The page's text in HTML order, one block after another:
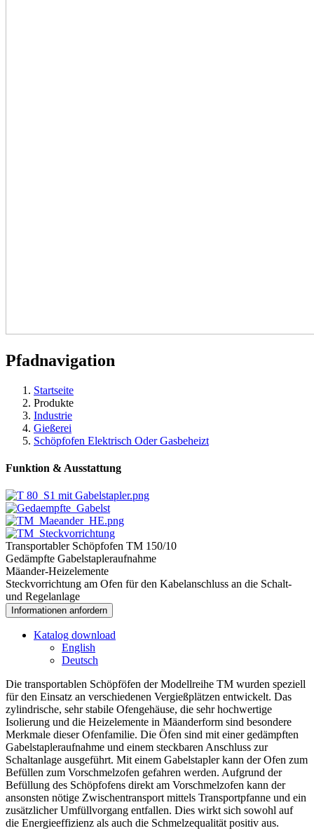
Pfadnavigation
Startseite
Produkte
Industrie
Gießerei
Schöpfofen Elektrisch Oder Gasbeheizt
Funktion & Ausstattung
Transportabler Schöpfofen TM 150/10
Gedämpfte Gabelstapleraufnahme
Mäander-Heizelemente
Steckvorrichtung am Ofen für den Kabelanschluss an die Schalt-
und Regelanlage
Informationen anfordern
Katalog download
English
Deutsch
Die transportablen Schöpföfen der Modellreihe TM wurden speziell
für den Einsatz an verschiedenen Vergießplätzen entwickelt. Das
zylindrische, sehr stabile Ofengehäuse, die sehr hochwertige
Isolierung und die Heizelemente in Mäanderform sind besondere
Merkmale dieser Ofenfamilie. Die Öfen sind mit einer gedämpften
Gabelstapleraufnahme und einem steckbaren Anschluss zur
Schaltanlage ausgeführt. Mit einem Gabelstapler kann der Ofen zum
Befüllen zum Vorschmelzofen gefahren werden. Aufgrund der
Befüllung des Schöpfofens direkt am Vorschmelzofen kann der
ansonsten nötige Zwischentransport mittels Transportpfanne und ein
zusätzlicher Umfüllvorgang entfallen. Dies wirkt sich sowohl auf
die Energieeffizienz als auch die Schmelzequalität positiv aus.